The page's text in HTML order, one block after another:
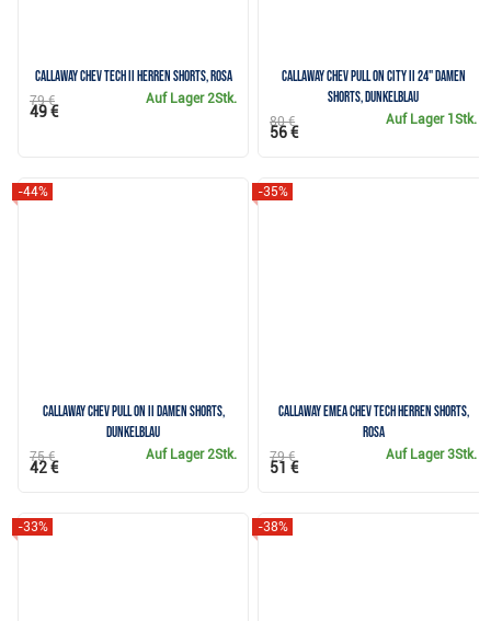
Callaway Chev Tech II Herren Shorts, rosa
Auf Lager 2Stk.
79 €
49 €
Callaway Chev Pull On City II 24" Damen
Shorts, dunkelblau
Auf Lager 1Stk.
80 €
56 €
Callaway Chev Pull On II Damen Shorts,
dunkelblau
-44%
Auf Lager2Stk.
75 €
42 €
Callaway Emea Chev Tech Herren Shorts,
rosa
-35%
Auf Lager3Stk.
79 €
51 €
-33% -38%